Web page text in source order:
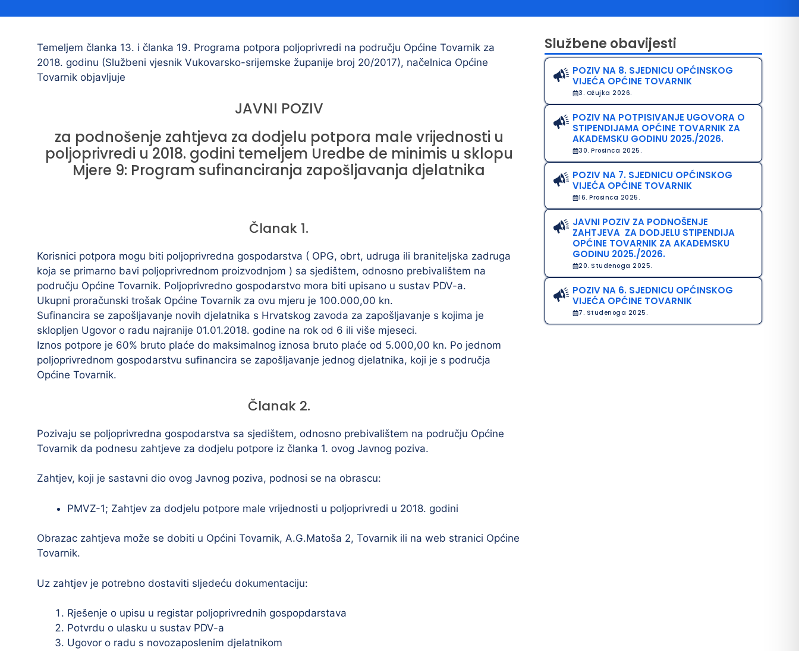
Sponzorstva i donacije
Procedure
Prostorni plan uređenja Općine Tovarnik
I. izmjene i dopune prostornog plana
uređenja Općine Tovarnik
Civilna zaštita
Vatrogastvo
Pravo na pristup informacijama
Izjava o pristupačnosti
Pravila privatnosti
Temeljem članka 13. i članka 19. Programa potpora poljoprivredi na području Općine Tovarnik za
2018. godinu (Službeni vjesnik Vukovarsko-srijemske županije broj 20/2017), načelnica Općine
Tovarnik objavljuje
JAVNI POZIV
za podnošenje zahtjeva za dodjelu potpora male vrijednosti u
poljoprivredi u 2018. godini temeljem Uredbe de minimis u sklopu
Mjere 9: Program sufinanciranja zapošljavanja djelatnika
Članak 1.
Korisnici potpora mogu biti poljoprivredna gospodarstva ( OPG, obrt, udruga ili braniteljska zadruga
koja se primarno bavi poljoprivrednom proizvodnjom ) sa sjedištem, odnosno prebivalištem na
području Općine Tovarnik. Poljoprivredno gospodarstvo mora biti upisano u sustav PDV-a.
Ukupni proračunski trošak Općine Tovarnik za ovu mjeru je 100.000,00 kn.
Sufinancira se zapošljavanje novih djelatnika s Hrvatskog zavoda za zapošljavanje s kojima je
sklopljen Ugovor o radu najranije 01.01.2018. godine na rok od 6 ili više mjeseci.
Iznos potpore je 60% bruto plaće do maksimalnog iznosa bruto plaće od 5.000,00 kn. Po jednom
poljoprivrednom gospodarstvu sufinancira se zapošljavanje jednog djelatnika, koji je s područja
Općine Tovarnik.
Članak 2.
Pozivaju se poljoprivredna gospodarstva sa sjedištem, odnosno prebivalištem na području Općine
Tovarnik da podnesu zahtjeve za dodjelu potpore iz članka 1. ovog Javnog poziva.
Zahtjev, koji je sastavni dio ovog Javnog poziva, podnosi se na obrascu:
PMVZ-1; Zahtjev za dodjelu potpore male vrijednosti u poljoprivredi u 2018. godini
Obrazac zahtjeva može se dobiti u Općini Tovarnik, A.G.Matoša 2, Tovarnik ili na web stranici Općine
Tovarnik.
Uz zahtjev je potrebno dostaviti sljedeću dokumentaciju:
Rješenje o upisu u registar poljoprivrednih gospopdarstava
Potvrdu o ulasku u sustav PDV-a
Ugovor o radu s novozaposlenim djelatnikom
Službene obavijesti
POZIV NA 8. SJEDNICU OPĆINSKOG
VIJEĆA OPĆINE TOVARNIK
3. Ožujka 2026.
POZIV NA POTPISIVANJE UGOVORA O
STIPENDIJAMA OPĆINE TOVARNIK ZA
AKADEMSKU GODINU 2025./2026.
30. Prosinca 2025.
POZIV NA 7. SJEDNICU OPĆINSKOG
VIJEĆA OPĆINE TOVARNIK
16. Prosinca 2025.
JAVNI POZIV ZA PODNOŠENJE
ZAHTJEVA ZA DODJELU STIPENDIJA
OPĆINE TOVARNIK ZA AKADEMSKU
GODINU 2025./2026.
20. Studenoga 2025.
POZIV NA 6. SJEDNICU OPĆINSKOG
VIJEĆA OPĆINE TOVARNIK
7. Studenoga 2025.